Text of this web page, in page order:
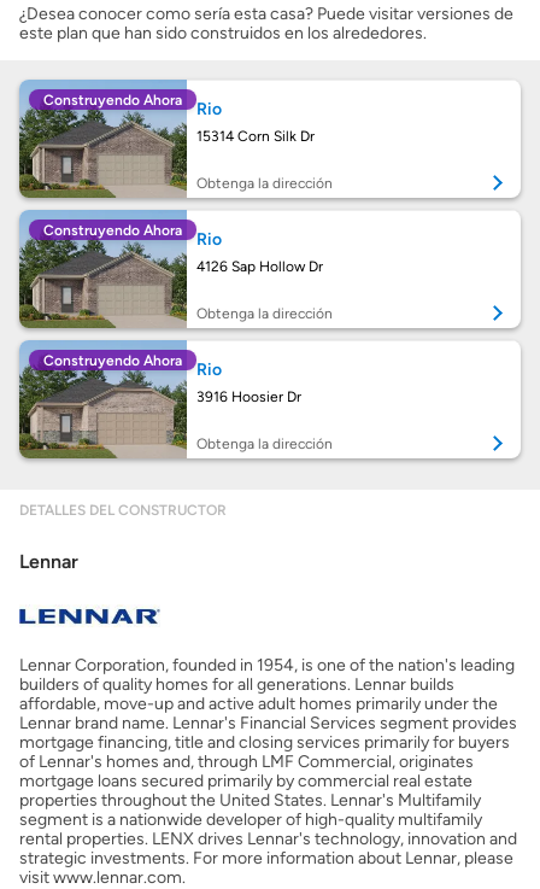
Costos casa nueva vs. usada
Obtener mi puntaje de crédito
Calcular mi hipoteca
Obtener Aprobación Previa
Preparar mi casa para la venta
Seguro de propietarios
Obtener ofertas por mi casa
¿Desea conocer como sería esta casa? Puede visitar versiones de
este plan que han sido construidos en los alrededores.
Construyendo Ahora Rio
15314 Corn Silk Dr
Obtenga la dirección
Construyendo Ahora Rio
4126 Sap Hollow Dr
Obtenga la dirección
Construyendo Ahora Rio
3916 Hoosier Dr
Obtenga la dirección
DETALLES DEL CONSTRUCTOR
Lennar
Lennar Corporation, founded in 1954, is one of the nation's leading
builders of quality homes for all generations. Lennar builds
affordable, move-up and active adult homes primarily under the
Lennar brand name. Lennar's Financial Services segment provides
mortgage financing, title and closing services primarily for buyers
of Lennar's homes and, through LMF Commercial, originates
mortgage loans secured primarily by commercial real estate
properties throughout the United States. Lennar's Multifamily
segment is a nationwide developer of high-quality multifamily
rental properties. LENX drives Lennar's technology, innovation and
strategic investments. For more information about Lennar, please
visit www.lennar.com.